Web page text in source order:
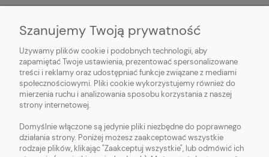
O NAS
OBSŁUGA KLIENTA
POMOC
MOJE KONTO
Szanujemy Twoją prywatność
Używamy plików cookie i podobnych technologii, aby
zapamiętać Twoje ustawienia, prezentować spersonalizowane
treści i reklamy oraz udostępniać funkcje związane z mediami
społecznościowymi. Pliki cookie wykorzystujemy również do
mierzenia ruchu i analizowania sposobu korzystania z naszej
strony internetowej.
Domyślnie włączone są jedynie pliki niezbędne do poprawnego
działania strony. Poniżej możesz zaakceptować wszystkie
rodzaje plików, klikając "Zaakceptuj wszystkie", lub odmówić ich